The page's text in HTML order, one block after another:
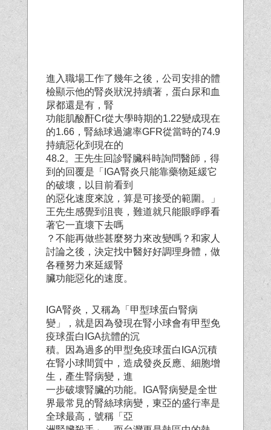
進入職場工作了幾年之後，公司安排的體
檢顯示他的腎炎狀況持續著，蛋白尿和血
尿都還是有，腎
功能肌酸酐Cr從大學時期的1.22變成現在
的1.66，腎絲球過濾率GFR從當時的74.9
持續惡化到現在的
48.2。王先生回診腎臟科時詢問醫師，得
到的回覆是「IGA腎炎只能靠藥物延緩它
的破壞，以目前看到
的惡化速度來說，算是可接受的範圍。」
王先生感覺到沮喪，難道就只能眼睜睜看
著它一直壞下去嗎
？不能再做些甚麼努力來改變嗎？和家人
討論之後，決定找中醫好好調理身體，做
各種努力來延緩腎
臟功能惡化的速度。
IGA腎炎，又稱為「甲型球蛋白腎病
變」，就是因為發現在腎小球會有甲型免
疫球蛋白IGA抗體的沉
積。因為過多的甲型免疫球蛋白IGA沉積
在腎小球間質中，造成發炎反應、細胞增
生，產生腎病變，進
一步破壞腎臟的功能。IGA腎病變是全世
界最常見的腎絲球病變，東亞的盛行率是
全球最高，號稱「亞